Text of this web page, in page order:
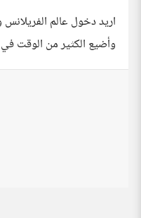
وأضيع الكثير من الوقت في